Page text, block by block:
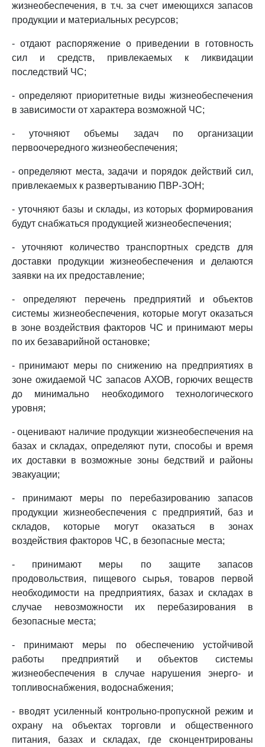
жизнеобеспечения, в т.ч. за счет имеющихся запасов
продукции и материальных ресурсов;
- отдают распоряжение о приведении в готовность
сил и средств, привлекаемых к ликвидации
последствий ЧС;
- определяют приоритетные виды жизнеобеспечения
в зависимости от характера возможной ЧС;
- уточняют объемы задач по организации
первоочередного жизнеобеспечения;
- определяют места, задачи и порядок действий сил,
привлекаемых к развертыванию ПВР-ЗОН;
- уточняют базы и склады, из которых формирования
будут снабжаться продукцией жизнеобеспечения;
- уточняют количество транспортных средств для
доставки продукции жизнеобеспечения и делаются
заявки на их предоставление;
- определяют перечень предприятий и объектов
системы жизнеобеспечения, которые могут оказаться
в зоне воздействия факторов ЧС и принимают меры
по их безаварийной остановке;
- принимают меры по снижению на предприятиях в
зоне ожидаемой ЧС запасов АХОВ, горючих веществ
до минимально необходимого технологического
уровня;
- оценивают наличие продукции жизнеобеспечения на
базах и складах, определяют пути, способы и время
их доставки в возможные зоны бедствий и районы
эвакуации;
- принимают меры по перебазированию запасов
продукции жизнеобеспечения с предприятий, баз и
складов, которые могут оказаться в зонах
воздействия факторов ЧС, в безопасные места;
- принимают меры по защите запасов
продовольствия, пищевого сырья, товаров первой
необходимости на предприятиях, базах и складах в
случае невозможности их перебазирования в
безопасные места;
- принимают меры по обеспечению устойчивой
работы предприятий и объектов системы
жизнеобеспечения в случае нарушения энерго- и
топливоснабжения, водоснабжения;
- вводят усиленный контрольно-пропускной режим и
охрану на объектах торговли и общественного
питания, базах и складах, где сконцентрированы